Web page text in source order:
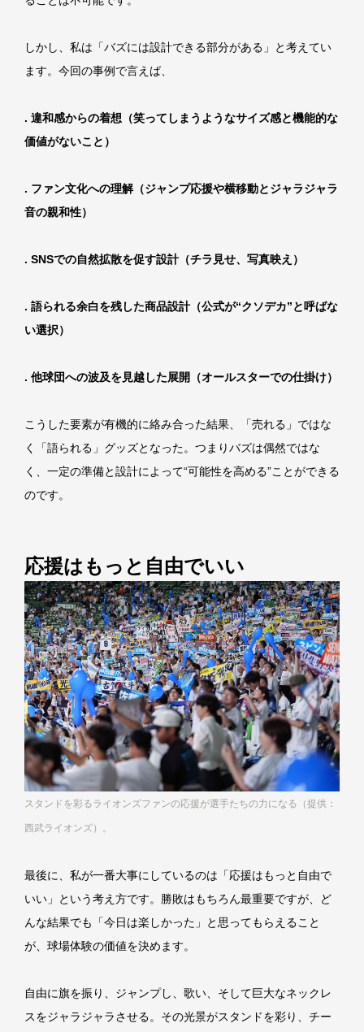
しかし、私は「バズには設計できる部分がある」と考えてい
ます。今回の事例で言えば、
. 違和感からの着想（笑ってしまうようなサイズ感と機能的な
価値がないこと）
. ファン文化への理解（ジャンプ応援や横移動とジャラジャラ
音の親和性）
. SNSでの自然拡散を促す設計（チラ見せ、写真映え）
. 語られる余白を残した商品設計（公式が“クソデカ”と呼ばな
い選択）
. 他球団への波及を見越した展開（オールスターでの仕掛け）
こうした要素が有機的に絡み合った結果、「売れる」ではな
く「語られる」グッズとなった。つまりバズは偶然ではな
く、一定の準備と設計によって“可能性を高める”ことができる
のです。
応援はもっと自由でいい
スタンドを彩るライオンズファンの応援が選手たちの力になる（提供：
西武ライオンズ）。
最後に、私が一番大事にしているのは「応援はもっと自由で
いい」という考え方です。勝敗はもちろん最重要ですが、ど
んな結果でも「今日は楽しかった」と思ってもらえること
が、球場体験の価値を決めます。
自由に旗を振り、ジャンプし、歌い、そして巨大なネックレ
スをジャラジャラさせる。その光景がスタンドを彩り、チー